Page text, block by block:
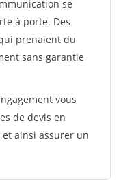
se
à porte. Des
prenaient du
sans garantie
vous
de devis en
ainsi assurer un